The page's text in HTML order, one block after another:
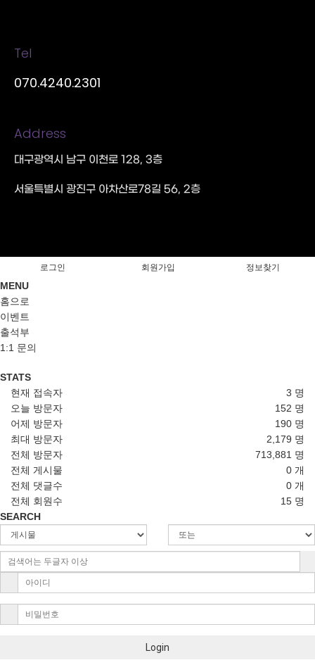
Tel
070.4240.2301
Address
대구광역시 남구 이천로 128, 3층
서울특별시 광진구 아차산로78길 56, 2층
로그인 회원가입 정보찾기
MENU
홈으로
이벤트
출석부
1:1 문의
STATS
3 명
현재 접속자
152 명
오늘 방문자
190 명
어제 방문자
2,179 명
최대 방문자
713,881 명
전체 방문자
0 개
전체 게시물
0 개
전체 댓글수
15 명
전체 회원수
SEARCH
Login